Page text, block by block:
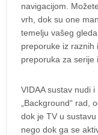
navigacijom.
vrh, dok su one
temelju vašeg
preporuke iz raznih
preporuka za serije
VIDAA sustav nudi
„Background“ rad,
dok je TV u
nego dok ga se